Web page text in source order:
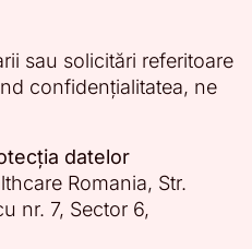
sau solicitări referitoare
confidențialitatea, ne
datelor
Romania, Str.
nr. 7, Sector 6,